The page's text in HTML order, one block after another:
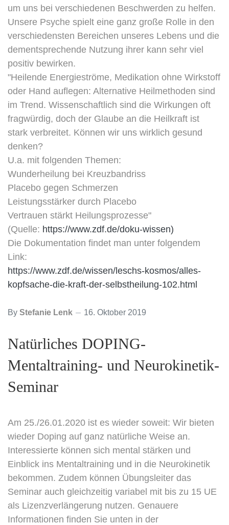
um uns bei verschiedenen Beschwerden zu helfen.
Unsere Psyche spielt eine ganz große Rolle in den
verschiedensten Bereichen unseres Lebens und die
dementsprechende Nutzung ihrer kann sehr viel
positiv bewirken.
"Heilende Energieströme, Medikation ohne Wirkstoff
oder Hand auflegen: Alternative Heilmethoden sind
im Trend. Wissenschaftlich sind die Wirkungen oft
fragwürdig, doch der Glaube an die Heilkraft ist
stark verbreitet. Können wir uns wirklich gesund
denken?
U.a. mit folgenden Themen:
Wunderheilung bei Kreuzbandriss
Placebo gegen Schmerzen
Leistungsstärker durch Placebo
Vertrauen stärkt Heilungsprozesse"
(Quelle: https://www.zdf.de/doku-wissen)
Die Dokumentation findet man unter folgendem
Link:
https://www.zdf.de/wissen/leschs-kosmos/alles-
kopfsache-die-kraft-der-selbstheilung-102.html
By Stefanie Lenk 16. Oktober 2019
Natürliches DOPING-
Mentaltraining- und Neurokinetik-
Seminar
Am 25./26.01.2020 ist es wieder soweit: Wir bieten
wieder Doping auf ganz natürliche Weise an.
Interessierte können sich mental stärken und
Einblick ins Mentaltraining und in die Neurokinetik
bekommen. Zudem können Übungsleiter das
Seminar auch gleichzeitig variabel mit bis zu 15 UE
als Lizenzverlängerung nutzen. Genauere
Informationen finden Sie unten in der